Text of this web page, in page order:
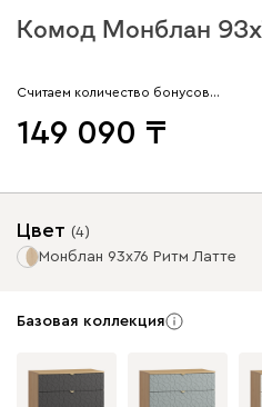
Комод Монблан
Считаем количество бонусов…
149 090
Цвет (4)
Монблан 93x76 Ритм Латте
Базовая коллекция